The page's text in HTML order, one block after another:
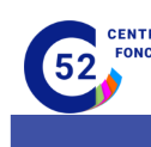
au
contenu